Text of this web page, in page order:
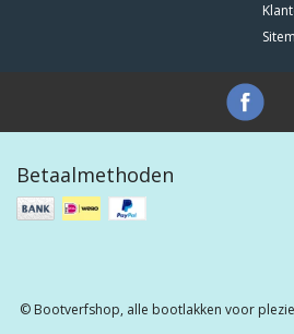
Betaalmethoden
© Bootverfshop, alle bootlakken voor